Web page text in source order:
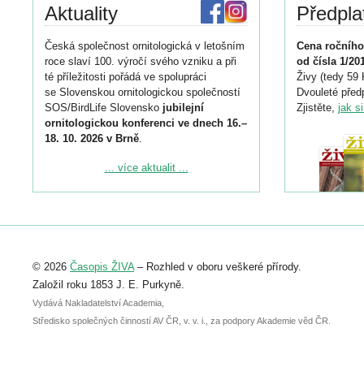
Aktuality
Česká společnost ornitologická v letošním
roce slaví 100. výročí svého vzniku a při
té příležitosti pořádá ve spolupráci
se Slovenskou ornitologickou společností
SOS/BirdLife Slovensko jubilejní
ornitologickou konferenci ve dnech 16.–
18. 10. 2026 v Brně.
Podrobnější informace ke konferenci
Registrovat se můžete do 6. září.
abstraktu přihlášené přednášky nebo
posteru je už 30. června.
... více aktualit ...
Cena
od čísla 1/
Živy (tedy 59
Dvouleté
Zjistěte, jak
© 2026 Časopis ŽIVA– Rozhled v oboru veškeré přírody.
Založil roku 1853 J. E. Purkyně.
Vydává Nakladatelství Academia,
Středisko společných činností AV ČR, v. v. i., za podpory Akademie věd ČR.